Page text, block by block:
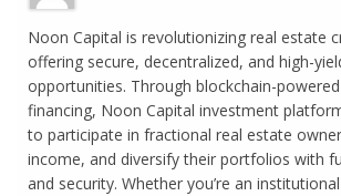
Noon Capital is revolutionizing real estate
offering secure, decentralized, and high-
opportunities. Through blockchain-
financing, Noon Capital investment
to participate in fractional real estate
income, and diversify their portfolios with
and security. Whether you’re an